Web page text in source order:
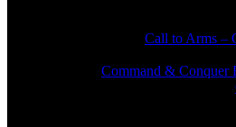
Call to Arms –
Command & Conquer